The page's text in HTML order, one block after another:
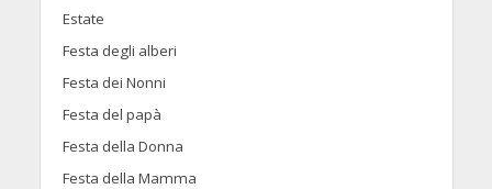
Estate
Festa degli alberi
Festa dei Nonni
Festa del papà
Festa della Donna
Festa della Mamma